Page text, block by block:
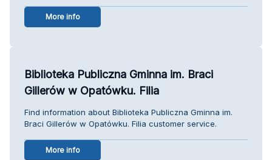
More info
Biblioteka Publiczna Gminna im. Braci
Gillerów w Opatówku. Filia
Find information about Biblioteka Publiczna Gminna im.
Braci Gillerów w Opatówku. Filia customer service.
More info